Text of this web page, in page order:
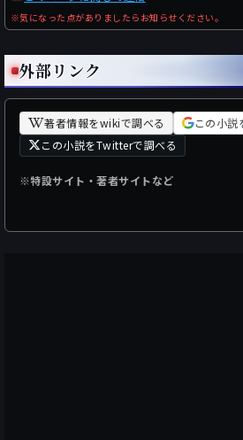
※気になった点がありましたらお知らせください。
外部リンク
著者情報をwikiで調べる
この小説
この小説をTwitterで調べる
※特設サイト・著者サイトなど